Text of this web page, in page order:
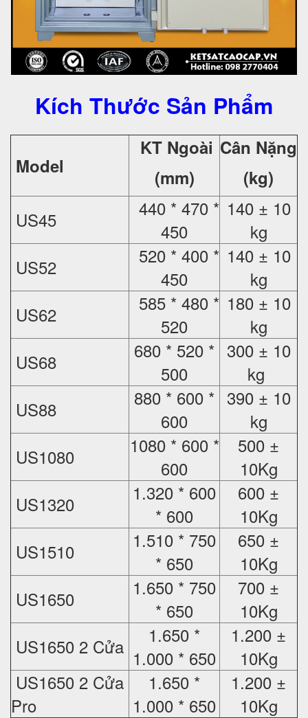
Kích Thước Sản Phẩm
Model
KT Ngoài
(mm)
Cân Nặng
(kg)
US45
440 * 470 *
450
140 ± 10
kg
US52
520 * 400 *
450
140 ± 10
kg
US62
585 * 480 *
520
180 ± 10
kg
US68
680 * 520 *
500
300 ± 10
kg
US88
880 * 600 *
600
390 ± 10
kg
US1080
1080 * 600 *
600
500 ±
10Kg
US1320
1.320 * 600
* 600
600 ±
10Kg
US1510
1.510 * 750
* 650
650 ±
10Kg
US1650
1.650 * 750
* 650
700 ±
10Kg
US1650 2 Cửa
1.650 *
1.000 * 650
1.200 ±
10Kg
US1650 2 Cửa
Pro
1.650 *
1.000 * 650
1.200 ±
10Kg